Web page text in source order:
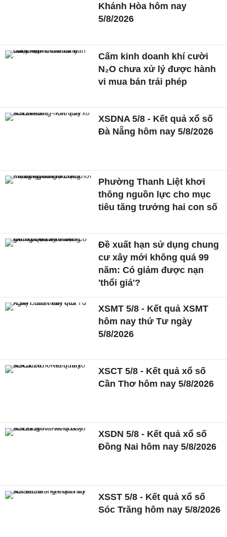
Khánh Hòa hôm nay
5/8/2026
Cấm kinh doanh khí cười
N₂O chưa xử lý được hành
vi mua bán trái phép
XSDNA 5/8 - Kết quả xổ số
Đà Nẵng hôm nay 5/8/2026
Phường Thanh Liệt khơi
thông nguồn lực cho mục
tiêu tăng trưởng hai con số
Đề xuất hạn sử dụng chung
cư xây mới không quá 99
năm: Có giảm được nạn
'thổi giá'?
XSMT 5/8 - Kết quả XSMT
hôm nay thứ Tư ngày
5/8/2026
XSCT 5/8 - Kết quả xổ số
Cần Thơ hôm nay 5/8/2026
XSDN 5/8 - Kết quả xổ số
Đồng Nai hôm nay 5/8/2026
XSST 5/8 - Kết quả xổ số
Sóc Trăng hôm nay 5/8/2026